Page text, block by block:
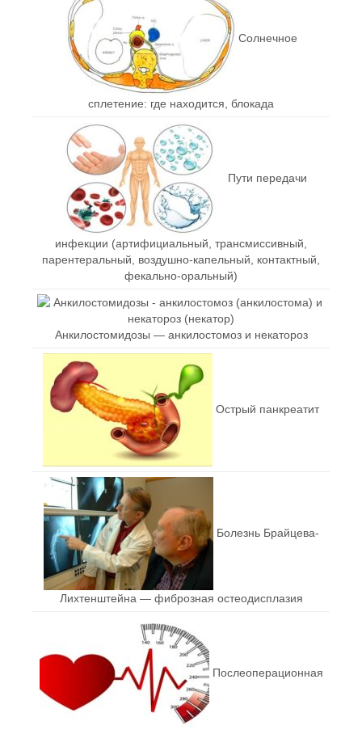
Солнечное
сплетение: где находится, блокада
Пути передачи
инфекции (артифициальный, трансмиссивный,
парентеральный, воздушно-капельный, контактный,
фекально-оральный)
Анкилостомидозы — анкилостомоз и некатороз
Острый панкреатит
Болезнь Брайцева-
Лихтенштейна — фиброзная остеодисплазия
Послеоперационная